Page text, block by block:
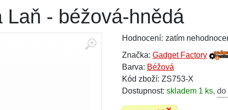
Laň - béžová-hnědá
Hodnocení: zatím
Značka: Gadget Factory
Barva: Béžová
Kód zboží: ZS753-X
Dostupnost: skladem 1 ks, do